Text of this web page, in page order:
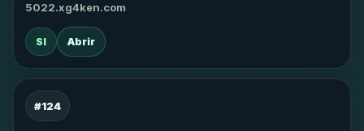
5022.xg4ken.com
SI Abrir
#124